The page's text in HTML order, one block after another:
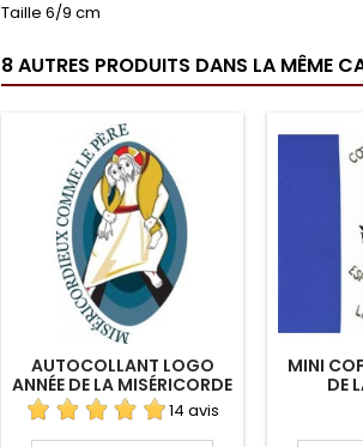
Taille 6/9 cm
8 AUTRES PRODUITS DANS LA MÊME
AUTOCOLLANT LOGO
ANNÉE DE LA MISÉRICORDE
14 avis
MINI
DE